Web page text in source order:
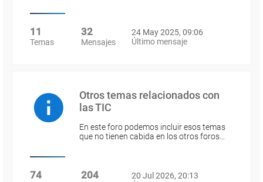
11
Temas
32
Mensajes
24 May 2025, 09:06
Último mensaje
Otros temas relacionados con
las TIC
En este foro podemos incluir esos temas
que no tienen cabida en los otros foros…
74 204
20 Jul 2026, 20:13